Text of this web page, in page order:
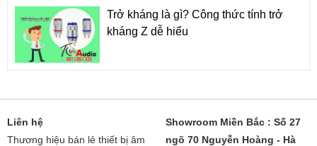
Trở kháng là gì? Công thức tính trở
kháng Z dễ hiểu
Liên hệ
Thương hiệu bán lẻ thiết bị âm
Showroom Miền Bắc : Số 27
ngõ 70 Nguyễn Hoàng - Hà